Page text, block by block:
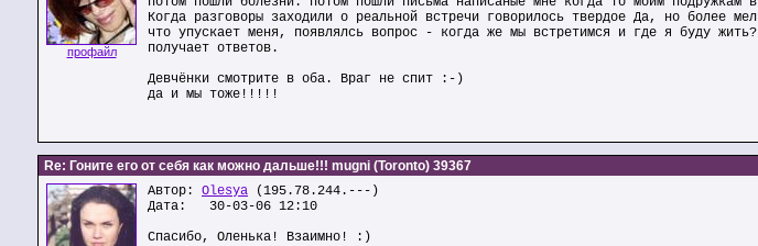
профайл
Когда разговоры заходили о реальной встречи говорилось твердое Да, но более
что упускает меня, появлялсь вопрос - когда же мы встретимся и где я буду
получает ответов.
Девчёнки смотрите в оба. Враг не спит :-)
да и мы тоже!!!!!
Re: Гоните его от себя как можно дальше!!! mugni (Toronto) 39367
Автор: Olesya (195.78.244.---)
Дата: 30-03-06 12:10
Спасибо, Оленька! Взаимно! :)